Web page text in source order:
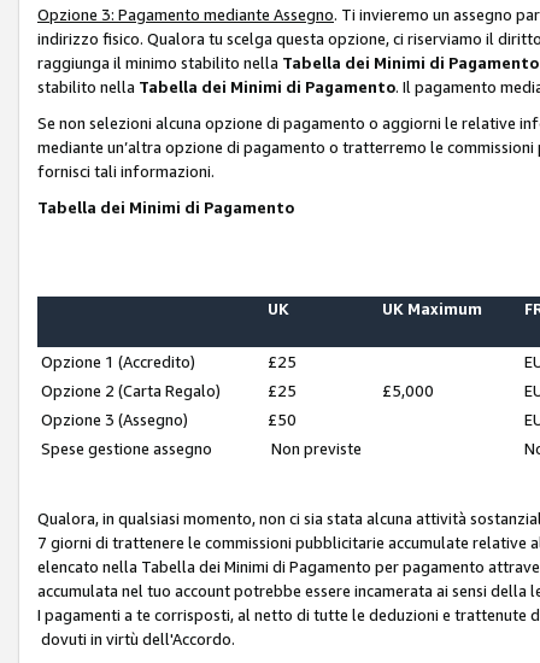
Opzione 3: Pagamento mediante Assegno. Ti invieremo un assegno
indirizzo fisico. Qualora tu scelga questa opzione, ci riserviamo il
raggiunga il minimo stabilito nella Tabella dei Minimi di Pagamento
stabilito nella Tabella dei Minimi di Pagamento. Il pagamento
Se non selezioni alcuna opzione di pagamento o aggiorni le relative
mediante un’altra opzione di pagamento o tratterremo le
fornisci tali informazioni.
Tabella dei Minimi di Pagamento
UK UK Maximum
Opzione 1 (Accredito) £25
Opzione 2 (Carta Regalo)
£25 £5,000
Opzione 3 (Assegno)
£50
Spese gestione assegno
Non previste
Qualora, in qualsiasi momento, non ci sia stata alcuna attività
7 giorni di trattenere le commissioni pubblicitarie accumulate
elencato nella Tabella dei Minimi di Pagamento per pagamento
accumulata nel tuo account potrebbe essere incamerata ai sensi
I pagamenti a te corrisposti, al netto di tutte le deduzioni e trattenute
dovuti in virtù dell'Accordo.